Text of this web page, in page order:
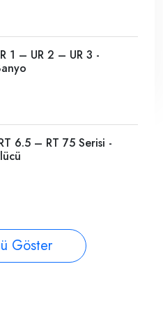
1 – UR 2 – UR 3 -
Göster